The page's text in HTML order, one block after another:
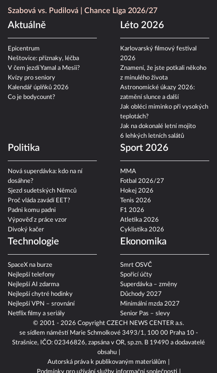
© 2001 - 2026 Copyright CZECH NEWS CENTER a.s.
se sídlem náměstí Marie Schmolkové 3493/1, 100 00 Praha 10 -
Strašnice, IČO: 02346826, zapsána v OR, sp.zn. B 19490 a dodavatelé
obsahu
Autorská práva k publikovaným materiálům
Szabová vs. Pudilová
Chance Liga 2026/27
Aktuálně
Epicentrum
Neštovice: příznaky, léčba
V čem jezdí Yamal a Mesii?
Kvízy pro seniory
Kalendář úplňků 2026
Co je bodycount?
Léto 2026
Karlovarský filmový festival
2026
Znamení, že jste potkali někoho
z minulého života
Astronomické úkazy 2026:
zatmění slunce a další
Jak obléci miminko při vysokých
teplotách?
Jak na dokonalé letní mojito
6 lehkých letních salátů
Politika
Nová superdávka: kdo na ní
dosáhne?
Sjezd sudetských Němců
Proč vláda zavádí EET?
Padni komu padni
Výpověď z práce vzor
Divoký kačer
Sport 2026
MMA
Fotbal 2026/27
Hokej 2026
Tenis 2026
F1 2026
Atletika 2026
Cyklistika 2026
Technologie
SpaceX na burze
Nejlepší telefony
Nejlepší AI zdarma
Nejlepší chytré hodinky
Nejlepší VPN – srovnání
Netflix filmy a seriály
Ekonomika
Smrt OSVČ
Spořicí účty
Superdávka – změny
Důchody 2027
Minimální mzda 2027
Senior Pas – slevy